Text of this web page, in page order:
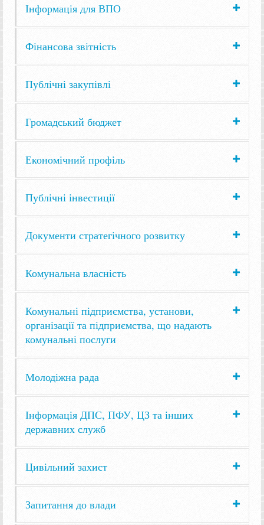
Інформація для ВПО
Фінансова звітність
Публічні закупівлі
Громадський бюджет
Економічний профіль
Публічні інвестиції
Документи стратегічного розвитку
Комунальна власність
Комунальні підприємства, установи,
організації та підприємства, що надають
комунальні послуги
Молодіжна рада
Інформація ДПС, ПФУ, ЦЗ та інших
державних служб
Цивільний захист
Запитання до влади